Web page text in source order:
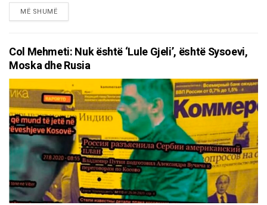
MË SHUMËDETAILS
Col Mehmeti: Nuk është ‘Lule Gjeli’, është Sysoevi,
Moska dhe Rusia